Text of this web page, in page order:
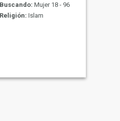
Buscando: Mujer 18 - 96
Religión: Islam